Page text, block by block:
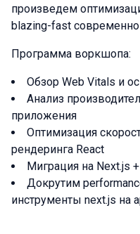
произведем
blazing-fast
Программа воркшопа:
Обзор Web Vitals и
Анализ
приложения
Оптимизация
рендеринга React
Миграция на Next.js
Докрутим
инструменты next.js на